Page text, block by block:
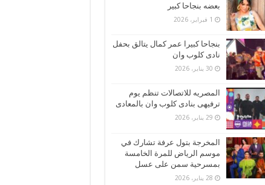
بعضه بنجاحا كبير
1 فبراير، 2026
بنجاحا كبيرا عمر كمال يتالق بحفل
نادى كلوب وان
30 يناير، 2026
المصريه للاتصالات تنظم يوم
ترفيهى بنادى كلوب وان بالمعادى
29 يناير، 2026
المخرجة بتول عرفة تشارك في
موسم الرياض للمرة الخامسة
بمسرحية سمن على عسل
28 يناير، 2026